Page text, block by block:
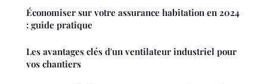
Économiser sur votre assurance habitation en 2024
: guide pratique
Les avantages clés d'un ventilateur industriel pour
vos chantiers